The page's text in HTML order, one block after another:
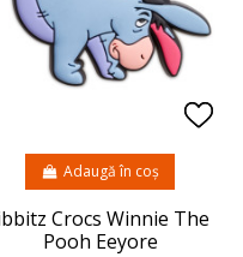
Crocs Winnie The
Pooh Eeyore
Adaugă în coș